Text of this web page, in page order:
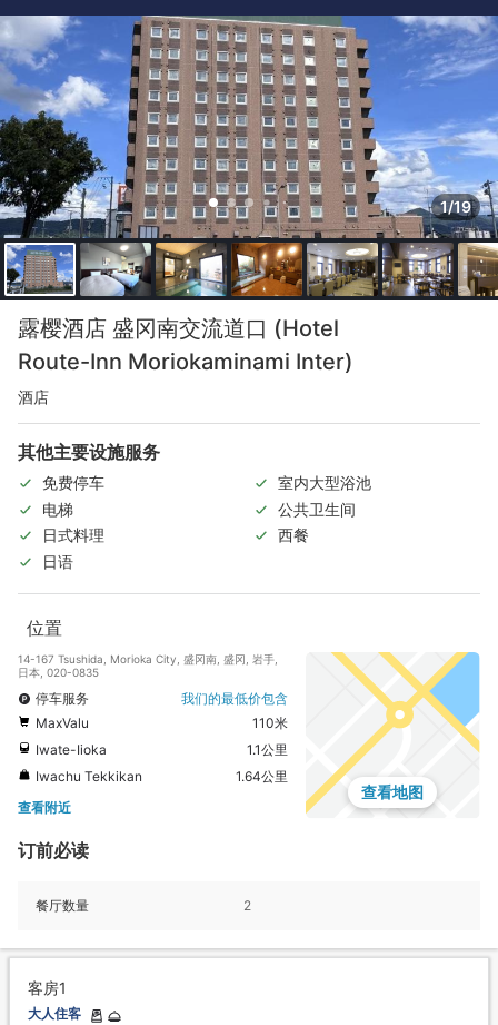
1/19
露樱酒店 盛冈南交流道口 (Hotel
Route-Inn Moriokaminami Inter)
酒店
其他主要设施服务
免费停车
室内大型浴池
电梯
公共卫生间
日式料理
西餐
日语
位置
14-167 Tsushida, Morioka City, 盛冈南, 盛冈, 岩手,
日本, 020-0835
停车服务
我们的最低价包含
MaxValu
110米
Iwate-Iioka
1.1公里
Iwachu Tekkikan
1.64公里
查看附近
查看地图
订前必读
餐厅数量 2
客房1
大人住客